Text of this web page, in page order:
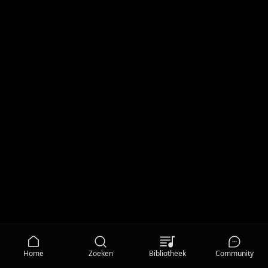
Home Zoeken Bibliotheek Community